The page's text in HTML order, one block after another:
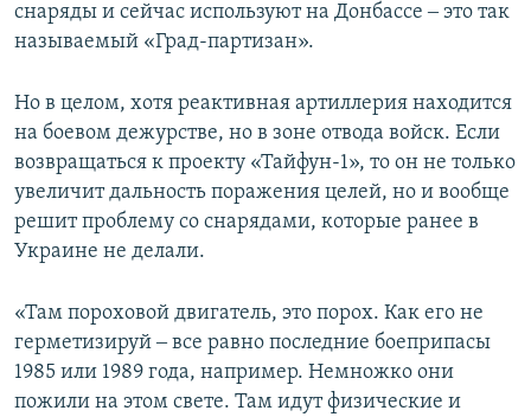
снаряды и сейчас используют на Донбассе ‒ это так
называемый «Град-партизан».
Но в целом, хотя реактивная артиллерия находится
на боевом дежурстве, но в зоне отвода войск. Если
возвращаться к проекту «Тайфун-1», то он не только
увеличит дальность поражения целей, но и вообще
решит проблему со снарядами, которые ранее в
Украине не делали.
«Там пороховой двигатель, это порох. Как его не
герметизируй ‒ все равно последние боеприпасы
1985 или 1989 года, например. Немножко они
пожили на этом свете. Там идут физические и